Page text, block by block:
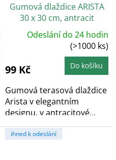
Gumová dlaždice ARISTA
30 x 30 cm, antracit
Odeslání do 24 hodin
(>1000 ks)
99 Kč Do košíku
Gumová terasová dlaždice
Arista v elegantním
designu, v antracitové
barvě. Vyrobeno z...
ihned k odeslání